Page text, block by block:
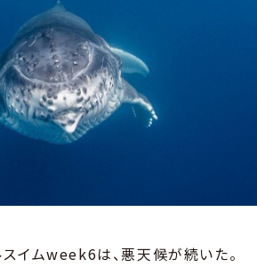
イムweek6は、悪天候が続いた。